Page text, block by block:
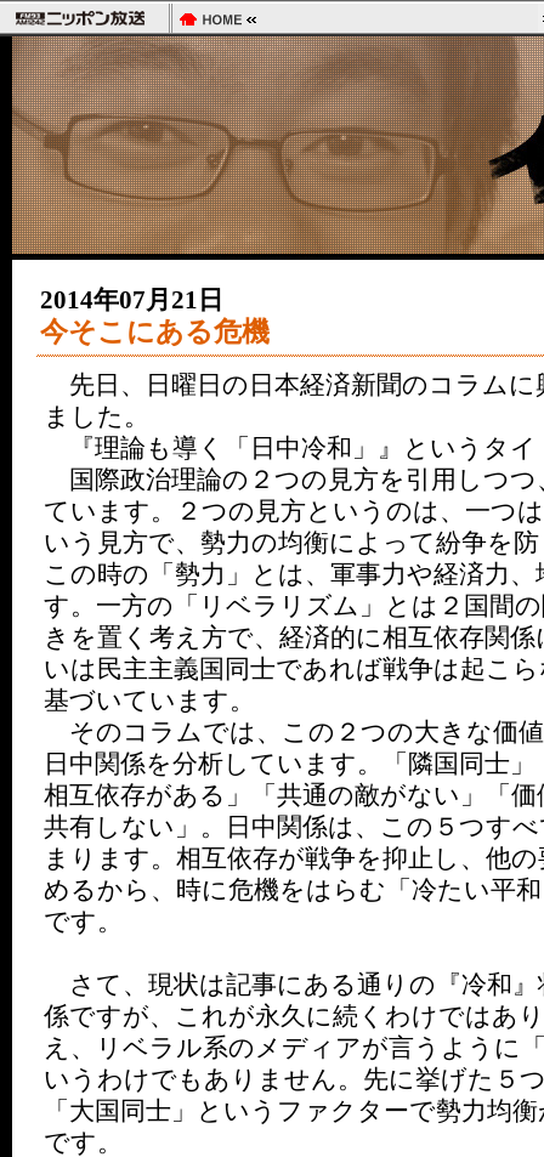
2014年07月21日
今そこにある危機
先日、日曜日の日本経済新聞のコラムに
ました。
『理論も導く「日中冷和」』というタイ
国際政治理論の２つの見方を引用しつつ
ています。２つの見方というのは、一つ
いう見方で、勢力の均衡によって紛争を
この時の「勢力」とは、軍事力や経済力
す。一方の「リベラリズム」とは２国間
きを置く考え方で、経済的に相互依存関
いは民主主義国同士であれば戦争は起こ
基づいています。
そのコラムでは、この２つの大きな価
日中関係を分析しています。「隣国同士
相互依存がある」「共通の敵がない」「
共有しない」。日中関係は、この５つす
まります。相互依存が戦争を抑止し、他
めるから、時に危機をはらむ「冷たい平
です。
さて、現状は記事にある通りの『冷和』
係ですが、これが永久に続くわけではあ
え、リベラル系のメディアが言うように
いうわけでもありません。先に挙げた５
「大国同士」というファクターで勢力均
です。